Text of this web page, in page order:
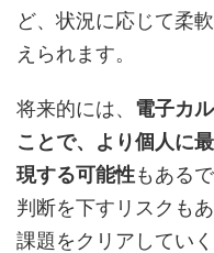
ど、状況に応じて柔
えられます。
将来的には、 電子カ
ことで、より個人に
現する可能性もある
判断を下すリスクも
課題をクリアしてい